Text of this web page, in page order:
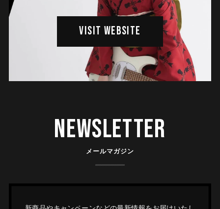
VISIT WEBSITE
Newsletter
メールマガジン